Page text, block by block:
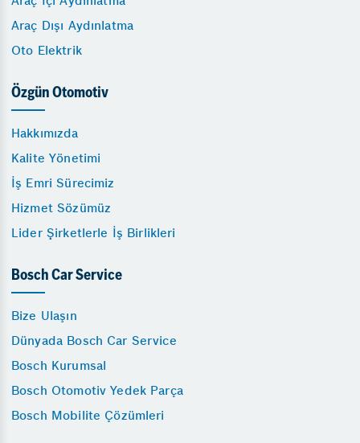
Araç Dışı Aydınlatma
Oto Elektrik
Özgün Otomotiv
Hakkımızda
Kalite Yönetimi
İş Emri Sürecimiz
Hizmet Sözümüz
Lider Şirketlerle İş Birlikleri
Bosch Car Service
Bize Ulaşın
Dünyada Bosch Car Service
Bosch Kurumsal
Bosch Otomotiv Yedek Parça
Bosch Mobilite Çözümleri